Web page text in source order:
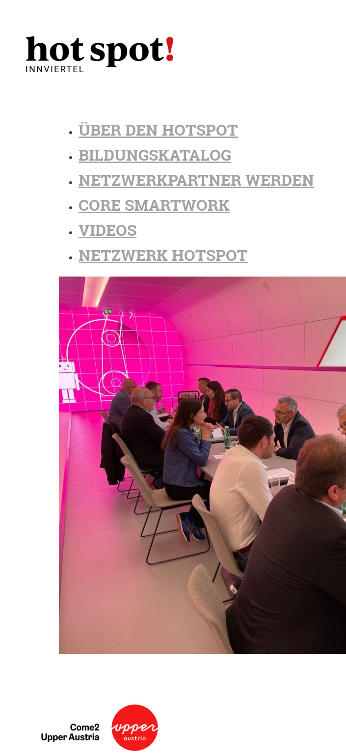
ÜBER DEN HOTSPOT
BILDUNGSKATALOG
NETZWERKPARTNER WERDEN
CORE SMARTWORK
VIDEOS
NETZWERK HOTSPOT